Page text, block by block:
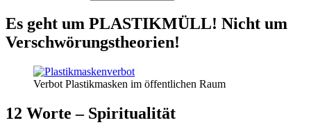
Es geht um PLASTIKMÜLL! Nicht um
Verschwörungstheorien!
Verbot Plastikmasken im öffentlichen Raum
12 Worte – Spiritualität